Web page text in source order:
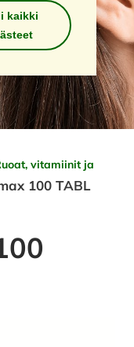
kaikki
vitamiinit ja
100 TABL